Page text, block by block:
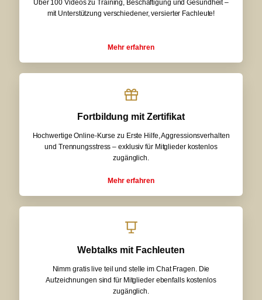
Über 100 Videos zu Training, Beschäftigung und Gesundheit –
mit Unterstützung verschiedener, versierter Fachleute!
Mehr erfahren
Fortbildung mit Zertifikat
Hochwertige Online-Kurse zu Erste Hilfe, Aggressionsverhalten
und Trennungsstress – exklusiv für Mitglieder kostenlos
zugänglich.
Mehr erfahren
Webtalks mit Fachleuten
Nimm gratis live teil und stelle im Chat Fragen. Die
Aufzeichnungen sind für Mitglieder ebenfalls kostenlos
zugänglich.